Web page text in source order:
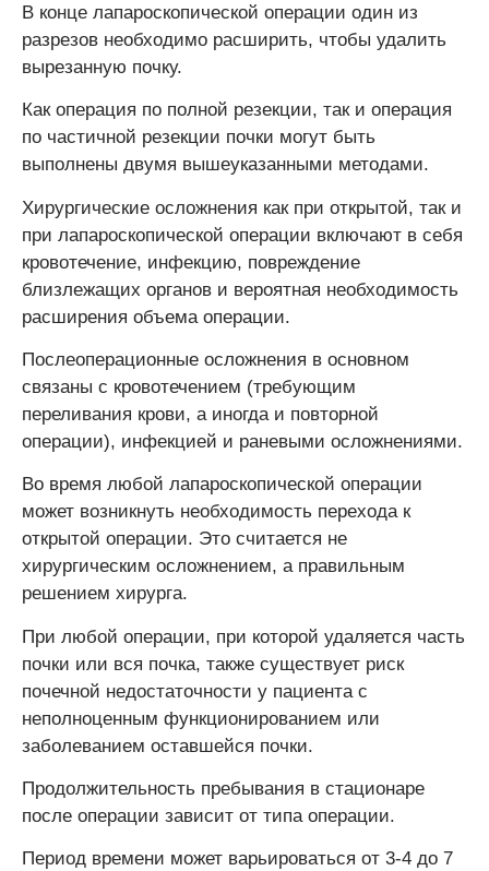
В конце лапароскопической операции один из
разрезов необходимо расширить, чтобы удалить
вырезанную почку.
Как операция по полной резекции, так и операция
по частичной резекции почки могут быть
выполнены двумя вышеуказанными методами.
Хирургические осложнения как при открытой, так и
при лапароскопической операции включают в себя
кровотечение, инфекцию, повреждение
близлежащих органов и вероятная необходимость
расширения объема операции.
Послеоперационные осложнения в основном
связаны с кровотечением (требующим
переливания крови, а иногда и повторной
операции), инфекцией и раневыми осложнениями.
Во время любой лапароскопической операции
может возникнуть необходимость перехода к
открытой операции. Это считается не
хирургическим осложнением, а правильным
решением хирурга.
При любой операции, при которой удаляется часть
почки или вся почка, также существует риск
почечной недостаточности у пациента с
неполноценным функционированием или
заболеванием оставшейся почки.
Продолжительность пребывания в стационаре
после операции зависит от типа операции.
Период времени может варьироваться от 3-4 до 7